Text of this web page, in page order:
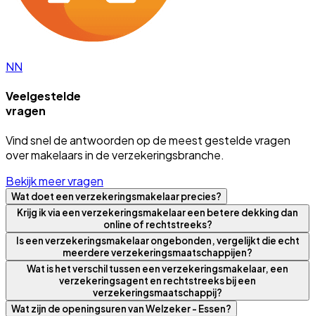
NN
Veelgestelde
vragen
Vind snel de antwoorden op de meest gestelde vragen
over makelaars in de verzekeringsbranche.
Bekijk meer vragen
Wat doet een verzekeringsmakelaar precies?
Krijg ik via een verzekeringsmakelaar een betere dekking dan
online of rechtstreeks?
Is een verzekeringsmakelaar ongebonden, vergelijkt die echt
meerdere verzekeringsmaatschappijen?
Wat is het verschil tussen een verzekeringsmakelaar, een
verzekeringsagent en rechtstreeks bij een
verzekeringsmaatschappij?
Wat zijn de openingsuren van Welzeker - Essen?